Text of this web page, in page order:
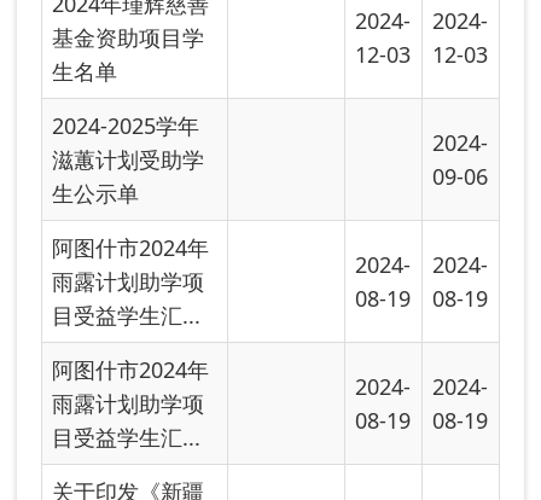
首页 上一页
下一页
尾页
共有 22 条 共 2 页